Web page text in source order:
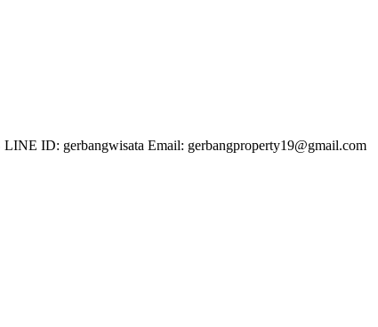
ID: gerbangwisata Email: gerbangproperty19@gmail.com